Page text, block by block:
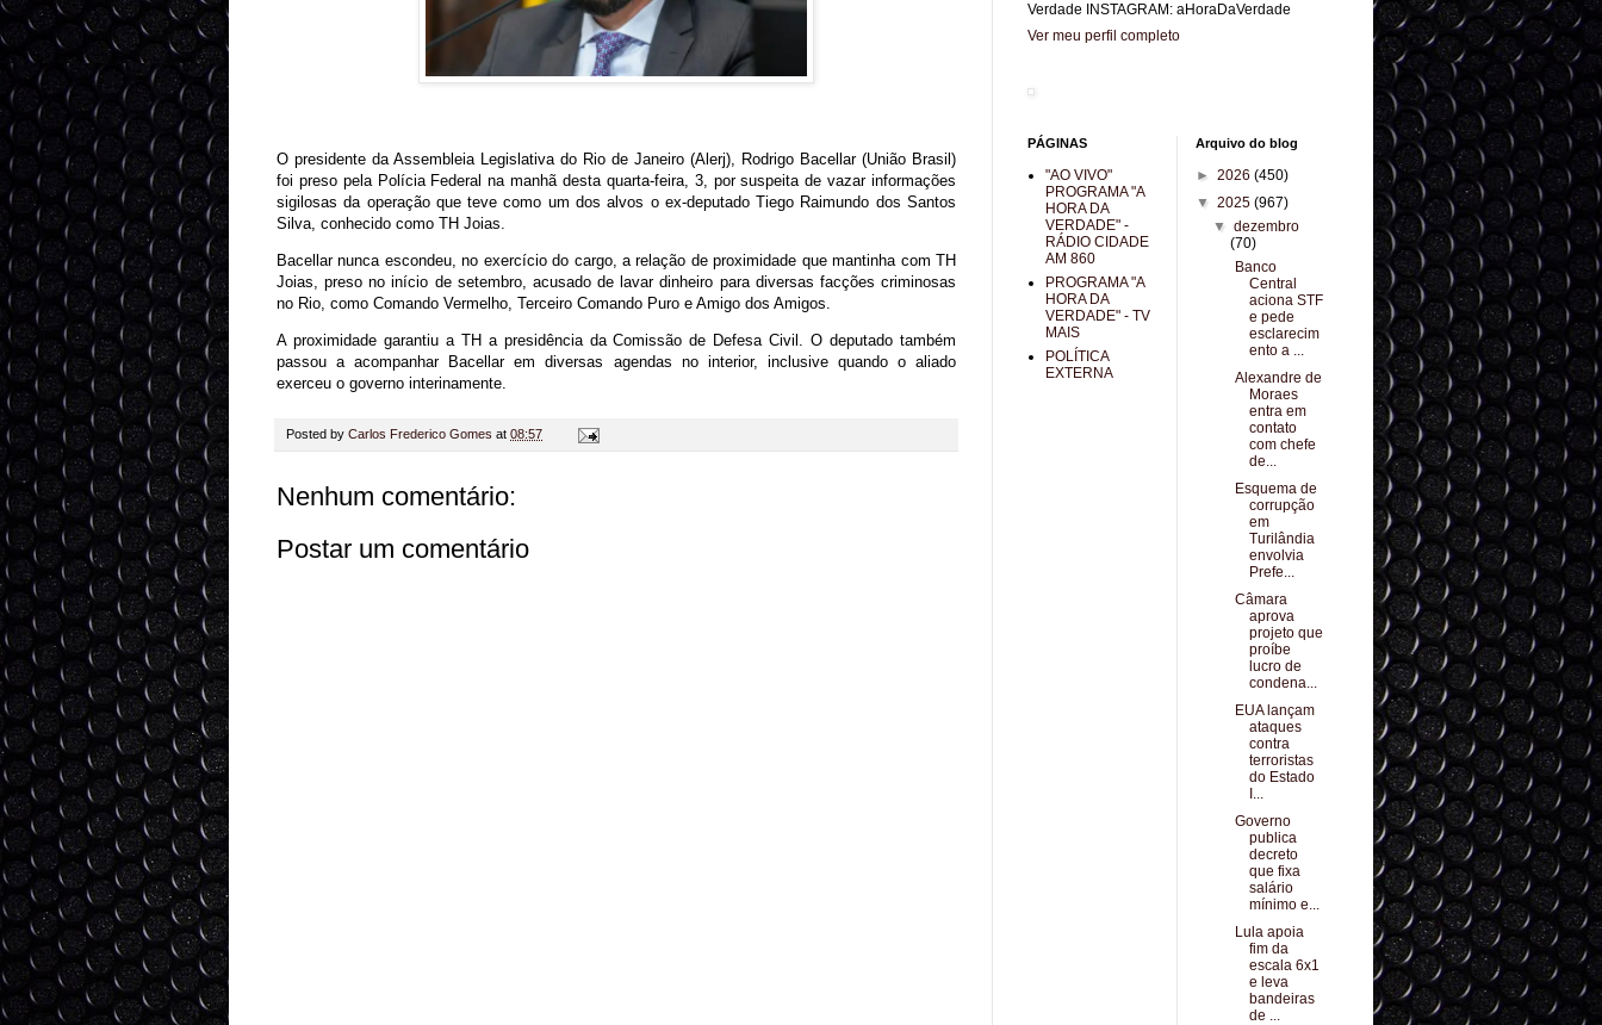
O presidente da Assembleia Legislativa do Rio de Janeiro (Alerj), Rodrigo Bacellar (União Brasil)
foi preso pela Polícia Federal na manhã desta quarta-feira, 3, por suspeita de vazar informações
sigilosas da operação que teve como um dos alvos o ex-deputado Tiego Raimundo dos Santos
Silva, conhecido como TH Joias.
Bacellar nunca escondeu, no exercício do cargo, a relação de proximidade que mantinha com TH
Joias, preso no início de setembro, acusado de lavar dinheiro para diversas facções criminosas
no Rio, como Comando Vermelho, Terceiro Comando Puro e Amigo dos Amigos.
A proximidade garantiu a TH a presidência da Comissão de Defesa Civil. O deputado também
passou a acompanhar Bacellar em diversas agendas no interior, inclusive quando o aliado
exerceu o governo interinamente.
Posted by Carlos Frederico Gomes at 08:57
Nenhum comentário:
Postar um comentário
Verdade INSTAGRAM: aHoraDaVerdade
Ver meu perfil completo
PÁGINAS
"AO VIVO"
PROGRAMA "A
HORA DA
VERDADE" -
RÁDIO CIDADE
AM 860
PROGRAMA "A
HORA DA
VERDADE" - TV
MAIS
POLÍTICA
EXTERNA
Arquivo do blog
► 2026 (450)
▼ 2025 (967)
▼dezembro
(70)
Banco
Central
aciona STF
e pede
esclarecim
ento a ...
Alexandre de
Moraes
entra em
contato
com chefe
de...
Esquema de
corrupção
em
Turilândia
envolvia
Prefe...
Câmara
aprova
projeto que
proíbe
lucro de
condena...
EUA lançam
ataques
contra
terroristas
do Estado
I...
Governo
publica
decreto
que fixa
salário
mínimo e...
Lula apoia
fim da
escala 6x1
e leva
bandeiras
de ...